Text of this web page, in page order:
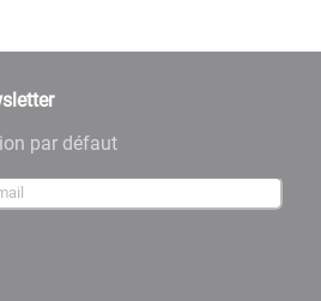
par défaut